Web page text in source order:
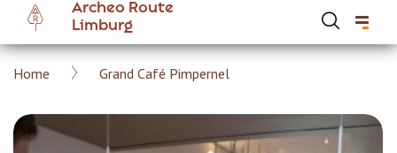
Overslaan
naar
gaan
Archeo Route
Limburg
Kruimelpad
Home Grand Café Pimpernel